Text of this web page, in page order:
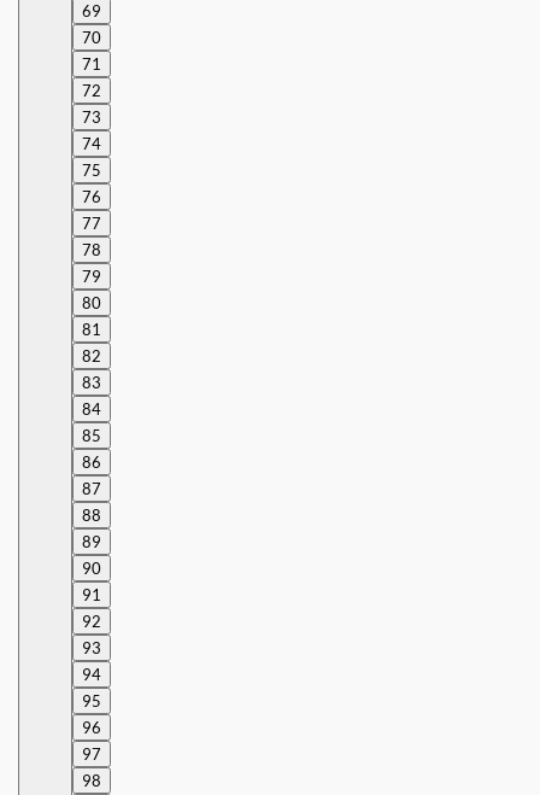
69
70
71
72
73
74
75
76
77
78
79
80
81
82
83
84
85
86
87
88
89
90
91
92
93
94
95
96
97
98